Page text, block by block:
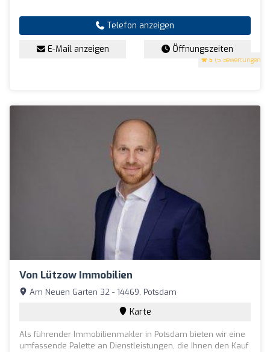
5 (5 Bewertungen)
Telefon anzeigen
E-Mail anzeigen Öffnungszeiten
Von Lützow Immobilien
Am Neuen Garten 32 - 14469, Potsdam
Karte
Als führender Immobilienmakler in Potsdam bieten wir eine
umfassende Palette an Dienstleistungen, die Ihnen den Kauf